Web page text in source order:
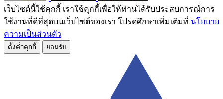
เว็บไซต์นี้ใช้คุกกี้ เราใช้คุกกี้เพื่อให้ท่านได้รับประสบการณ์การ
ใช้งานที่ดีที่สุดบนเว็บไซต์ของเรา โปรดศึกษาเพิ่มเติมที่ นโยบาย
ความเป็นส่วนตัว
ตั้งค่่าคุกกี้ ยอมรับ